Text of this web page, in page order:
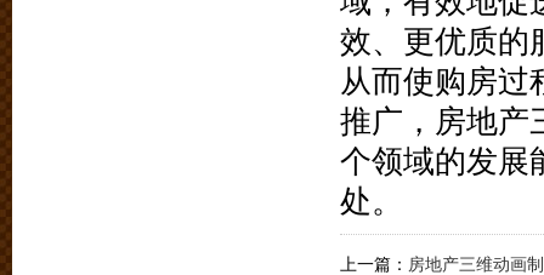
效、更优质的
从而使购房过
推广，房地产
个领域的发展
处。
上一篇： 房地产三维动画